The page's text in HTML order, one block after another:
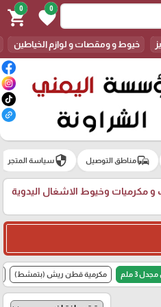
0
favorite
0
shopping_cart
خيوط و ومقصات و لوازم الخياطين
commuteمناطق التوصيل securityسياسة المتجر
و مكرميات وخيوط الاشغال اليدوية
3 ملم مكرمية قطن ريش (بتمشط)